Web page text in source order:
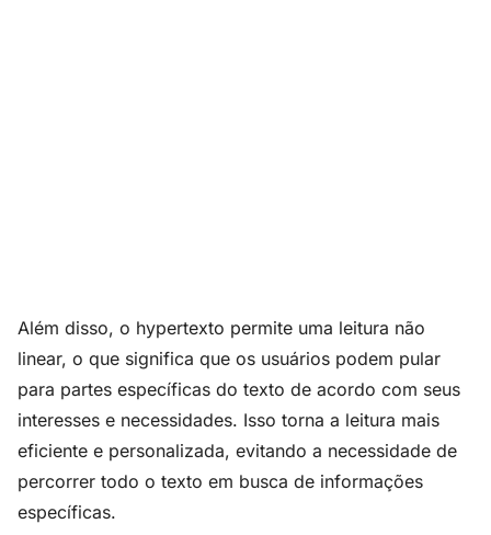
Além disso, o hypertexto permite uma leitura não
linear, o que significa que os usuários podem pular
para partes específicas do texto de acordo com seus
interesses e necessidades. Isso torna a leitura mais
eficiente e personalizada, evitando a necessidade de
percorrer todo o texto em busca de informações
específicas.